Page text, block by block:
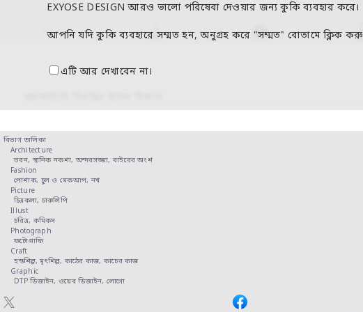
EXYOSE DESIGN আরও ভালো পরিষেবা দেওয়ার জন্য কুকি ব্যবহার করে।
আপনি যদি কুকি ব্যবহারে সম্মত হন, অনুগ্রহ করে "সম্মত" বোতামে ক্লিক
এটি আর দেখাবেন না।
বিভাগ তালিকা
Architecture
ভবন,স্থানিক নকশা,অন্দরসজ্জা, বাইরের অংশ
Fashion
পোশাক, চুল ও মেকআপ,নখ
Picture
চিত্রকলা, চারুলিপি
Illust
চরিত্র, কমিকস
Photograph
ফটোগ্রাফি
Craft
হস্তশিল্প,মৃৎশিল্প, কাঠের কাজ, কাচের কাজ
Graphic
DTP ডিজাইন, ওয়েব ডিজাইন, লোগো